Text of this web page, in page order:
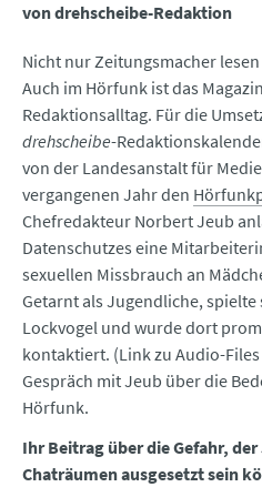
von drehscheibe-Redaktion
Nicht nur Zeitungsmacher
Auch im Hörfunk ist das
Redaktionsalltag. Für die
drehscheibe-
von der Landesanstalt für
vergangenen Jahr den
Chefredakteur Norbert Jeub
Datenschutzes eine
sexuellen Missbrauch an
Getarnt als Jugendliche,
Lockvogel und wurde dort
kontaktiert. (Link zu Audio-
Gespräch mit Jeub über die
Hörfunk.
Ihr Beitrag über die Gefahr,
Chaträumen ausgesetzt sein